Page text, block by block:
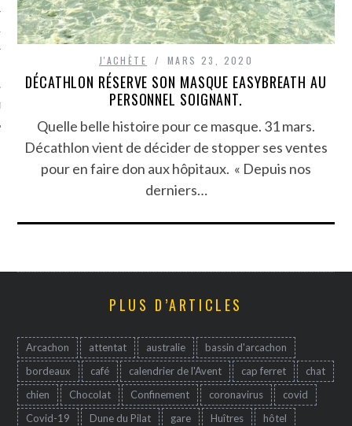
ARCACHON
J'ACHÈTE MARS 23, 2020
DÉCATHLON RÉSERVE SON MASQUE EASYBREATH AU
PERSONNEL SOIGNANT.
Quelle belle histoire pour ce masque. 31 mars.
Décathlon vient de décider de stopper ses ventes
pour en faire don aux hôpitaux. « Depuis nos
derniers…
PLUS D’ARTICLES
Arcachon attentat australie
bassin d'arcachon
bordeaux
café calendrier de l'Avent cap ferret
chat
chien
Chocolat Confinement coronavirus
covid
Covid-19
Dune du Pilat gare Huîtres
hôtel